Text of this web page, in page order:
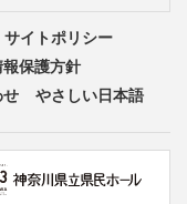
サイトポリシー
保護方針
せ やさしい日本語